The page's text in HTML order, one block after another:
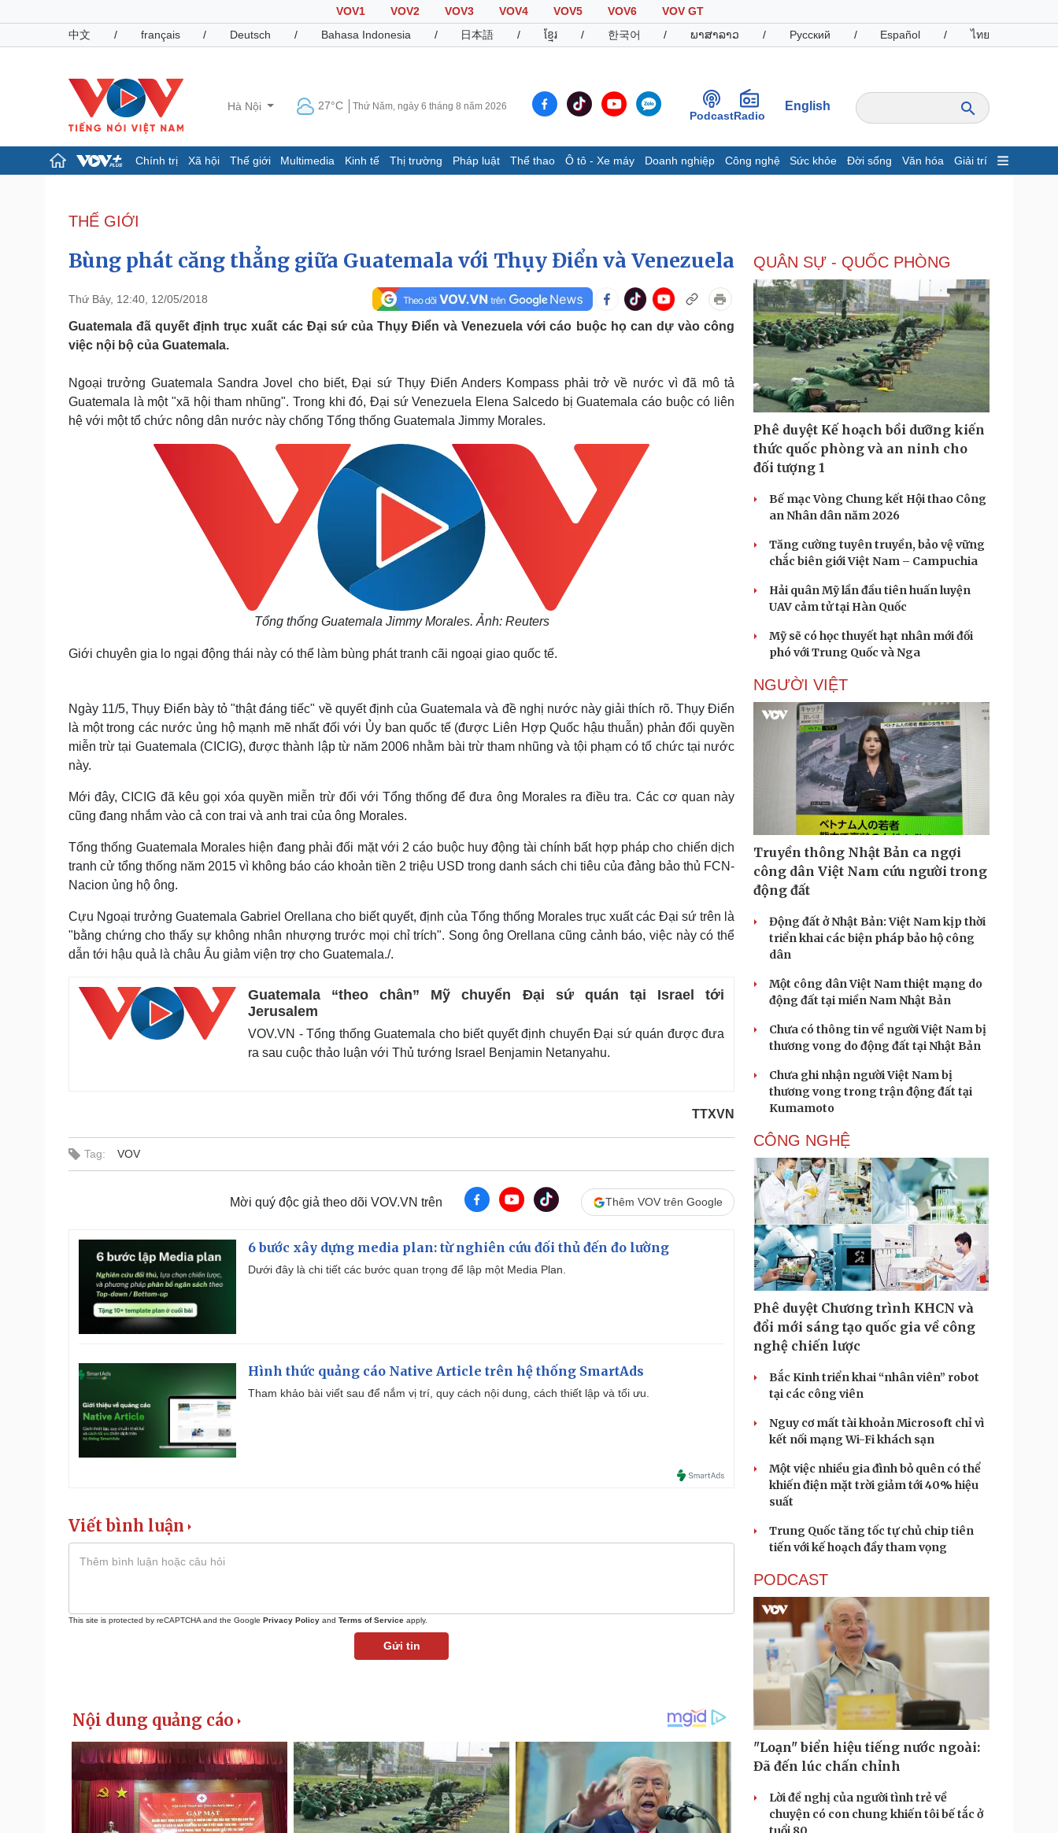
VOV1 VOV2 VOV3 VOV4 VOV5 VOV6
VOV GT
中文
/ français / Deutsch / Bahasa Indonesia / 日本語 / ខ្មែរ / 한국어 / ພາສາລາວ / Русский / Español / ไทย
Hà Nội 27°C Thứ Năm, ngày 6 tháng 8 năm 2026
PodcastRadio
English
Chính trị Xã hội Thế giới Multimedia Kinh tế Thị trường Pháp luật Thể thao Ô tô - Xe máy Doanh nghiệp Công nghệ Sức khỏe Đời sống Văn hóa Giải trí
Đảng
Tổ chức nhân sự
Nhận diện sự thật
Giáo dục
Dấu ấn VOV
E-Magazine
Infographic
Chứng khoán
Giá cà phê
Pháp luật
Vụ án
Tư vấn luật
Quân sự - Quốc phòng
Phân tích
Thể thao
Thế giới thể thao
eSports
Ô tô - Xe máy
Tư vấn
Doanh nghiệp
Thông tin doanh nghiệp
Doanh nghiệp 24h
Doanh nhân
Vì cộng đồng
Công nghệ
Sành điệu
Tin Công nghệ
Trải nghiệm
Chuyển đổi số
Dinh dưỡng - món ngon
Nhà đẹp
Blog
Tình yêu - Gia đình
Sân khấu - Điện ảnh
Âm nhạc
Di sản
Nghệ sĩ
Thời trang
Sao Việt
Podcast
Câu chuyện thời sự
Cửa sổ tình yêu
Kể chuyện cho bé
THẾ GIỚI
Bùng phát căng thẳng giữa Guatemala với Thụy Điển và Venezuela
Thứ Bảy, 12:40, 12/05/2018
Guatemala đã quyết định trục xuất các Đại sứ của Thụy Điển và Venezuela với cáo buộc họ can dự vào công
việc nội bộ của Guatemala.
Ngoại trưởng Guatemala Sandra Jovel cho biết, Đại sứ Thụy Điển Anders Kompass phải trở về nước vì đã mô tả
Guatemala là một "xã hội tham nhũng". Trong khi đó, Đại sứ Venezuela Elena Salcedo bị Guatemala cáo buộc có liên
hệ với một tổ chức nông dân nước này chống Tổng thống Guatemala Jimmy Morales.
Tổng thống Guatemala Jimmy Morales. Ảnh: Reuters
Giới chuyên gia lo ngại động thái này có thể làm bùng phát tranh cãi ngoại giao quốc tế.
Ngày 11/5, Thụy Điển bày tỏ "thật đáng tiếc" về quyết định của Guatemala và đề nghị nước này giải thích rõ. Thụy Điển
là một trong các nước ủng hộ mạnh mẽ nhất đối với Ủy ban quốc tế (được Liên Hợp Quốc hậu thuẫn) phản đối quyền
miễn trừ tại Guatemala (CICIG), được thành lập từ năm 2006 nhằm bài trừ tham nhũng và tội phạm có tổ chức tại nước
này.
Mới đây, CICIG đã kêu gọi xóa quyền miễn trừ đối với Tổng thống để đưa ông Morales ra điều tra. Các cơ quan này
cũng đang nhắm vào cả con trai và anh trai của ông Morales.
Tổng thống Guatemala Morales hiện đang phải đối mặt với 2 cáo buộc huy động tài chính bất hợp pháp cho chiến dịch
tranh cử tổng thống năm 2015 vì không báo cáo khoản tiền 2 triệu USD trong danh sách chi tiêu của đảng bảo thủ FCN-
Nacion ủng hộ ông.
Cựu Ngoại trưởng Guatemala Gabriel Orellana cho biết quyết, định của Tổng thống Morales trục xuất các Đại sứ trên là
"bằng chứng cho thấy sự không nhân nhượng trước mọi chỉ trích". Song ông Orellana cũng cảnh báo, việc này có thể
dẫn tới hậu quả là châu Âu giảm viện trợ cho Guatemala./.
Guatemala “theo chân” Mỹ chuyển Đại sứ quán tại Israel tới
Jerusalem
VOV.VN - Tổng thống Guatemala cho biết quyết định chuyển Đại sứ quán được đưa
ra sau cuộc thảo luận với Thủ tướng Israel Benjamin Netanyahu.
TTXVN
Tag: VOV
Mời quý độc giả theo dõi VOV.VN trên Thêm VOV trên Google
6 bước xây dựng media plan: từ nghiên cứu đối thủ đến đo lường
Dưới đây là chi tiết các bước quan trọng để lập một Media Plan.
Hình thức quảng cáo Native Article trên hệ thống SmartAds
Tham khảo bài viết sau để nắm vị trí, quy cách nội dung, cách thiết lập và tối ưu.
Viết bình luận
This site is protected by reCAPTCHA and the Google Privacy Policy and Terms of Service apply.
Gửi tin
QUÂN SỰ - QUỐC PHÒNG
Phê duyệt Kế hoạch bồi dưỡng kiến
thức quốc phòng và an ninh cho
đối tượng 1
Bế mạc Vòng Chung kết Hội thao Công
an Nhân dân năm 2026
Tăng cường tuyên truyền, bảo vệ vững
chắc biên giới Việt Nam – Campuchia
Hải quân Mỹ lần đầu tiên huấn luyện
UAV cảm tử tại Hàn Quốc
Mỹ sẽ có học thuyết hạt nhân mới đối
phó với Trung Quốc và Nga
NGƯỜI VIỆT
Truyền thông Nhật Bản ca ngợi
công dân Việt Nam cứu người trong
động đất
Động đất ở Nhật Bản: Việt Nam kịp thời
triển khai các biện pháp bảo hộ công
dân
Một công dân Việt Nam thiệt mạng do
động đất tại miền Nam Nhật Bản
Chưa có thông tin về người Việt Nam bị
thương vong do động đất tại Nhật Bản
Chưa ghi nhận người Việt Nam bị
thương vong trong trận động đất tại
Kumamoto
CÔNG NGHỆ
Phê duyệt Chương trình KHCN và
đổi mới sáng tạo quốc gia về công
nghệ chiến lược
Bắc Kinh triển khai “nhân viên” robot
tại các công viên
Nguy cơ mất tài khoản Microsoft chỉ vì
kết nối mạng Wi-Fi khách sạn
Một việc nhiều gia đình bỏ quên có thể
khiến điện mặt trời giảm tới 40% hiệu
suất
Trung Quốc tăng tốc tự chủ chip tiên
tiến với kế hoạch đầy tham vọng
PODCAST
"Loạn" biển hiệu tiếng nước ngoài:
Đã đến lúc chấn chỉnh
Lời đề nghị của người tình trẻ về
chuyện có con chung khiến tôi bế tắc ở